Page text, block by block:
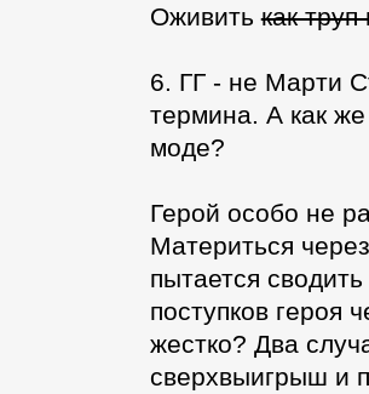
Оживитькак труп
6. ГГ - не Марти
термина. А как
моде?
Герой особо не
Материться
пытается
поступков героя
жестко? Два
сверхвыигрыш и